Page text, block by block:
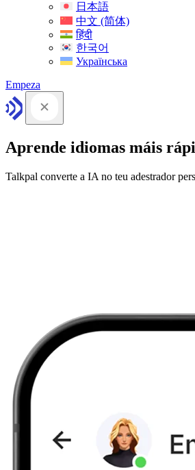
日本語
中文 (简体)
हिंदी
한국어
Українська
Empeza
Aprende idiomas máis
Talkpal converte a IA no teu adestrador